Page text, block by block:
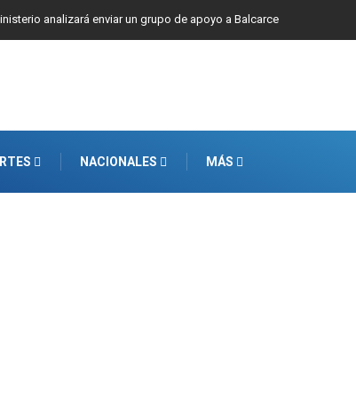
analizará enviar un grupo de apoyo a Balcarce
NACIONALES MÁS